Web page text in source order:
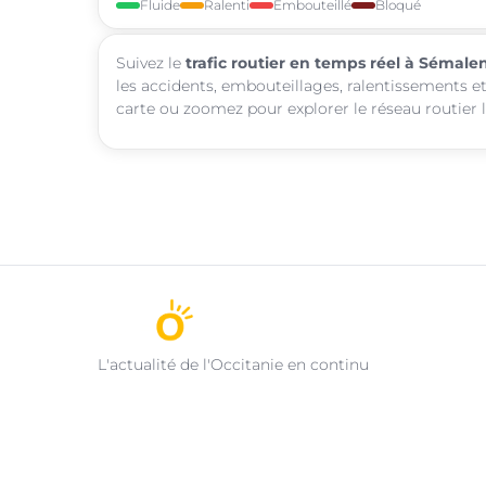
Fluide Ralenti Embouteillé Bloqué
Suivez le trafic routier en temps réel à
les accidents, embouteillages, ralentissements
carte ou zoomez pour explorer le réseau routier
L'actualité de l'Occitanie en continu